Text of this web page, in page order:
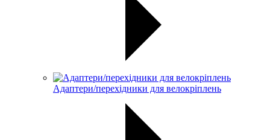
Адаптери/перехідники для велокріплень